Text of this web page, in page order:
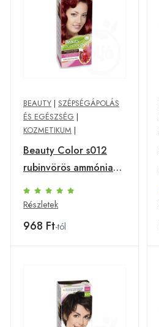
BEAUTY | SZÉPSÉGÁPOLÁS
ÉS EGÉSZSÉG |
KOZMETIKUM |
Beauty Color s012
rubinvörös ammónia
ment.növ.hajfesték
Részletek
968 Ft-tól